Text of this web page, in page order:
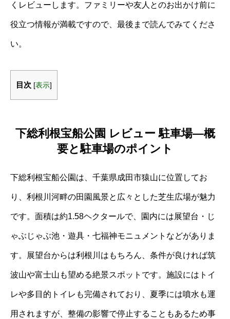
くレビューします。ファミリーや友人とのお出かけ前に
役立つ情報が満載ですので、最後まで読んでみてくださ
い。
目次 [表示]
下総利根宝船公園 レビュー 駐車場―概
要と駐車場のポイント
下総利根宝船公園は、千葉県成田市猿山に位置してお
り、利根川河畔の田園風景と広々とした芝生広場が魅力
です。面積は約1.58ヘクタールで、園内には展望台・じ
ゃぶじゃぶ池・遊具・七福神モニュメントなどがありま
す。展望台からは利根川はもちろん、条件が良ければ筑
波山や富士山も望める絶景スポットです。施設にはトイ
レや多目的トイレも完備されており、夏季には噴水も運
用されますが、整備の影響で停止することもあるため事